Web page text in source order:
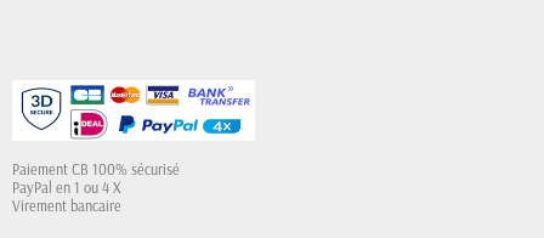
Paiement CB 100% sécurisé
PayPal en 1 ou 4 X
Virement bancaire